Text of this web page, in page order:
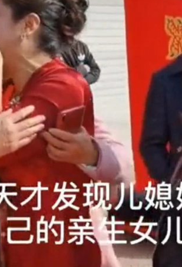
URBANE ED
NETWORK